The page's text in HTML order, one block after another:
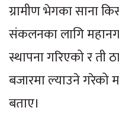
ग्रामीण भेगका साना
संकलनका लागि
स्थापना गरिएको र ती
बजारमा ल्याउने गरेको
बताए।